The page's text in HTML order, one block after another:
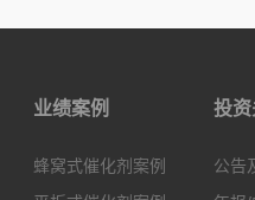
业绩案例
蜂窝式催化剂案例
投
公告